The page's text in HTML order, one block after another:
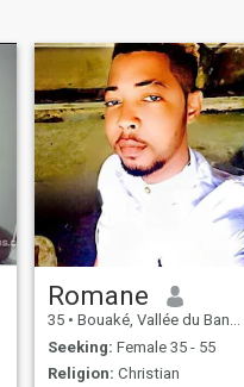
Romane
35 • Bouaké, Vallée du Bandama, Cote d'Ivoire
Seeking: Female 35 - 55
Religion: Christian